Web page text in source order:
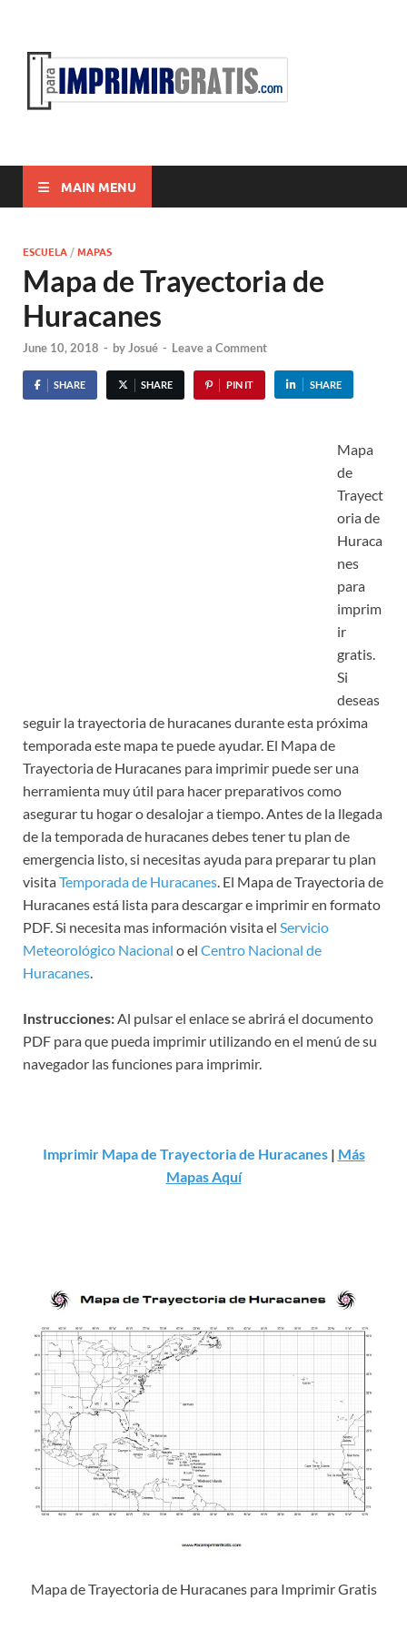
MAIN MENU
ESCUELA /MAPAS
Mapa de Trayectoria de
Huracanes
June 10, 2018 - byJosué - Leave a Comment
SHARE SHARE PIN IT SHARE
Mapa
de
Trayect
oria de
Huraca
nes
para
imprim
ir
gratis.
Si
deseas
seguir la trayectoria de huracanes durante esta próxima
temporada este mapa te puede ayudar. El Mapa de
Trayectoria de Huracanes para imprimir puede ser una
herramienta muy útil para hacer preparativos como
asegurar tu hogar o desalojar a tiempo. Antes de la llegada
de la temporada de huracanes debes tener tu plan de
emergencia listo, si necesitas ayuda para preparar tu plan
visitaTemporada de Huracanes. El Mapa de Trayectoria de
Huracanes está lista para descargar e imprimir en formato
PDF. Si necesita mas información visita el Servicio
Meteorológico Nacional o el Centro Nacional de
Huracanes.
Instrucciones:Al pulsar el enlace se abrirá el documento
PDF para que pueda imprimir utilizando en el menú de su
navegador las funciones para imprimir.
Imprimir Mapa de Trayectoria de Huracanes| Más
Mapas Aquí
Mapa de Trayectoria de Huracanes para Imprimir Gratis